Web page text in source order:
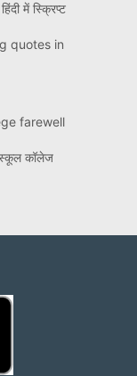
में स्क्रिप्ट
quotes in
farewell
कॉलेज